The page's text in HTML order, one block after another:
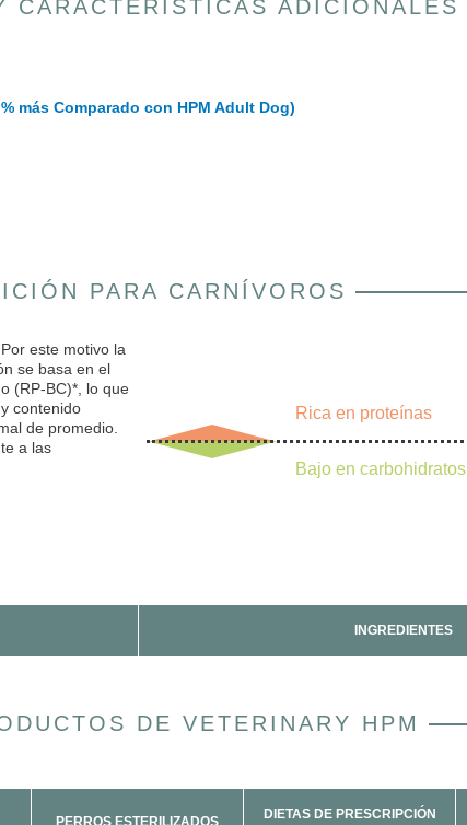
CARACTERÍSTICAS ADICIONALES
más Comparado con HPM Adult Dog)
PARA CARNÍVOROS
este motivo la
se basa en el
(RP-BC)*, lo que
contenido
de promedio.
a las
Rica en proteínas
Composición
Bajo en carbohidratos
INGREDIENTES
DE VETERINARY HPM
PERROS ESTERILIZADOS
DIETAS DE PRESCRIPCIÓN